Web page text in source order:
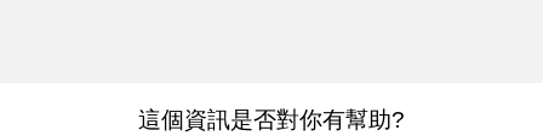
這個資訊是否對你有幫助?